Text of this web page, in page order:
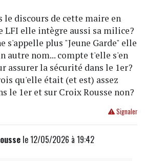
le discours de cette maire en
LFI elle intègre aussi sa milice?
s'appelle plus "Jeune Garde" elle
autre nom... compte t'elle s'en
assurer la sécurité dans le 1er?
qu'elle était (et est) assez
le 1er et sur Croix Rousse non?
Signaler
le 12/05/2026 à 19:42